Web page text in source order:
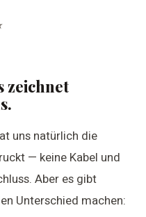
zeichnet
uns natürlich die
— keine Kabel und
Aber es gibt
Unterschied machen: